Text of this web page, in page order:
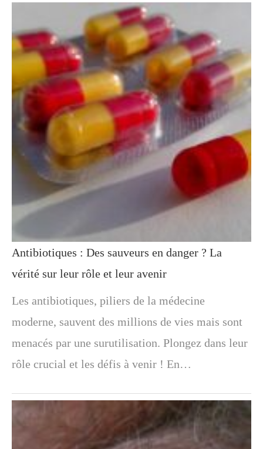
Antibiotiques : Des sauveurs en danger ? La
vérité sur leur rôle et leur avenir
Les antibiotiques, piliers de la médecine
moderne, sauvent des millions de vies mais sont
menacés par une surutilisation. Plongez dans leur
rôle crucial et les défis à venir ! En…